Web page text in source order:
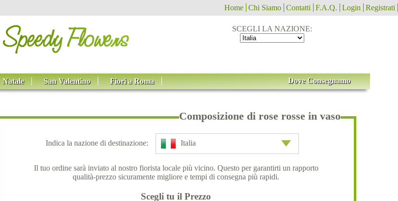
Home Chi Siamo Contatti F.A.Q. Login Registrati
SCEGLI LA NAZIONE:
Natale San Valentino Fiori a Roma Dove Consegnamo
Composizione di rose rosse in vaso
Indica la nazione di destinazione: Italia
Il tuo ordine sarà inviato al nostro fiorista locale più vicino. Questo per garantirti un rapporto
qualità-prezzo sicuramente migliore e tempi di consegna più rapidi.
Scegli tu il Prezzo